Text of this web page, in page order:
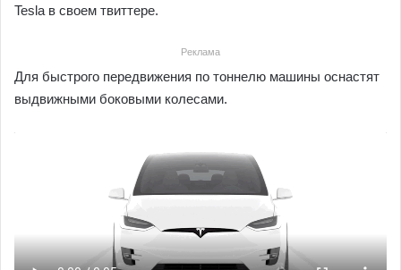
Tesla в своем твиттере.
Реклама
Для быстрого передвижения по тоннелю машины оснастят
выдвижными боковыми колесами.